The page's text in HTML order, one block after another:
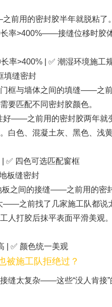
前用的密封胶半年就脱粘
率>400%——接缝位移时胶
率>400% | ✅ 潮湿环境施工
填缝密封
门框与墙体之间的填缝——之
匹配不同密封胶颜色。
好——之前用的密封胶两年
白色、混凝土灰、黑色、
✅ 四色可选匹配窗框
板缝密封
板之间的接缝——之前用的密
——之前找了几家施工队都
人打胶后抹平表面平滑美
| ✅ 颜色统一美观
被施工队拒绝过？
缝太复杂——这些“没人肯接